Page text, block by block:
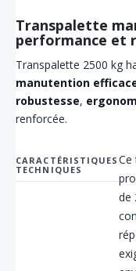
d’images
Transpalette
performance et
Transpalette 2500 kg
manutention
robustesse,
renforcée.
CARACTÉRISTIQUES
TECHNIQUES
Ce
de